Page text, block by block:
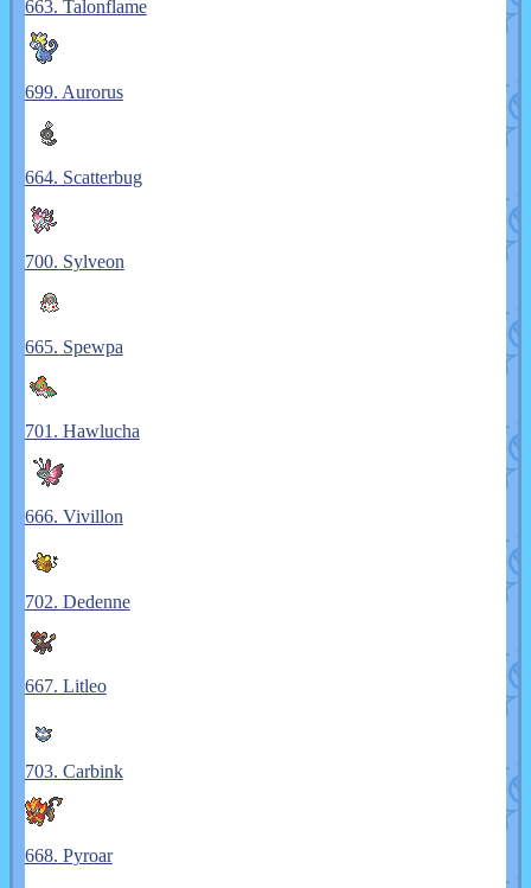
663. Talonflame
699. Aurorus
664. Scatterbug
700. Sylveon
665. Spewpa
701. Hawlucha
666. Vivillon
702. Dedenne
667. Litleo
703. Carbink
668. Pyroar